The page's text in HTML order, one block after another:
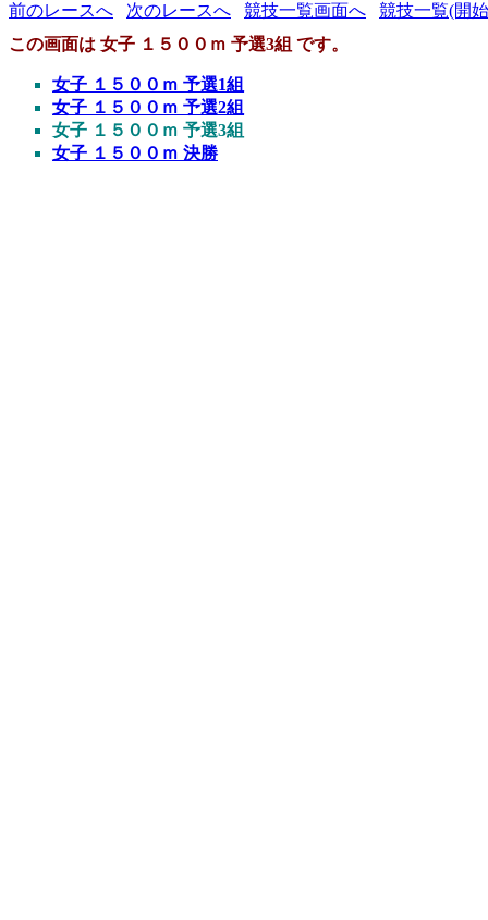
前のレースへ 次のレースへ 競技一覧画面へ
競技一覧(開
この画面は 女子 １５００ｍ 予選3組 です。
女子 １５００ｍ 予選1組
女子 １５００ｍ 予選2組
女子 １５００ｍ 予選3組
女子 １５００ｍ 決勝